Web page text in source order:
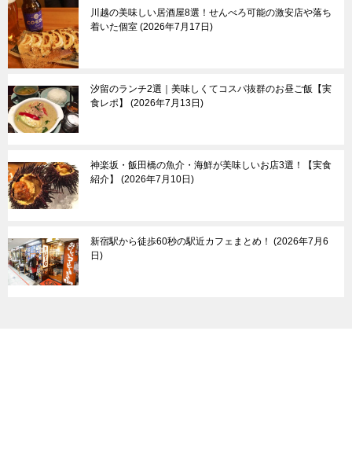
川越の美味しい居酒屋8選！せんべろ可能の激安店や落ち
着いた個室 2026年7月17日
汐留のランチ2選｜美味しくてコスパ抜群のお昼ご飯【実
食レポ】
2026年7月13日
神楽坂・飯田橋の魚介・海鮮が美味しいお店3選！【実食
紹介】
2026年7月10日
新宿駅から徒歩60秒の駅近カフェまとめ！
2026年7月6
日